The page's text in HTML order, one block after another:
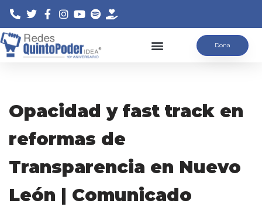
Saltar
al
Dona
Opacidad y fast track en
reformas de
Transparencia en Nuevo
León | Comunicado